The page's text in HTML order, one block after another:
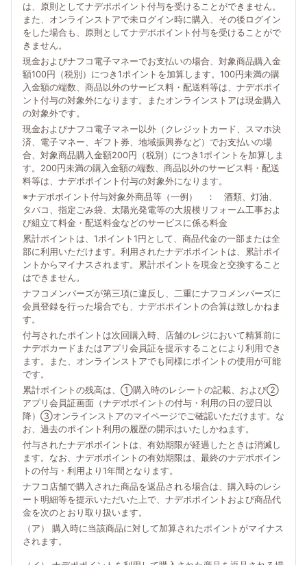
は、原則としてナデポポイント付与を受けることができません。
また、オンラインストアで未ログイン時に購入、その後ログイン
をした場合も、原則としてナデポポイント付与を受けることがで
きません。
現金およびナフコ電子マネーでお支払いの場合、対象商品購入金
額100円（税別）につき1ポイントを加算します。100円未満の購
入金額の端数、商品以外のサービス料・配送料等は、ナデポポイ
ント付与の対象外になります。またオンラインストアは現金購入
の対象外です。
現金およびナフコ電子マネー以外（クレジットカード、スマホ決
済、電子マネー、ギフト券、地域振興券など）でお支払いの場
合、対象商品購入金額200円（税別）につき1ポイントを加算しま
す。200円未満の購入金額の端数、商品以外のサービス料・配送
料等は、ナデポポイント付与の対象外になります。
※ナデポポイント付与対象外商品等（一例） ： 酒類、灯油、
タバコ、指定ごみ袋、太陽光発電等の大規模リフォーム工事およ
び組立て料金・配送料金などのサービスに係る料金
累計ポイントは、1ポイント1円として、商品代金の一部または全
部に利用いただけます。利用されたナデポポイントは、累計ポイ
ントからマイナスされます。累計ポイントを現金と交換すること
はできません。
ナフコメンバーズが第三項に違反し、二重にナフコメンバーズに
会員登録を行った場合でも、ナデポポイントの合算は致しかねま
す。
付与されたポイントは次回購入時、店舗のレジにおいて精算前に
ナデポカードまたはアプリ会員証を提示することにより利用でき
ます。また、オンラインストアでも同様にポイントの使用が可能
です。
累計ポイントの残高は、①購入時のレシートの記載、および②
アプリ会員証画面（ナデポポイントの付与・利用の日の翌日以
降）③オンラインストアのマイページでご確認いただけます。な
お、過去のポイント利用の履歴の開示はいたしかねます。
付与されたナデポポイントは、有効期限が経過したときは消滅し
ます。なお、ナデポポイントの有効期限は、最終のナデポポイン
トの付与・利用より1年間となります。
ナフコ店舗で購入された商品を返品される場合は、購入時のレシ
ート明細等を提示いただいた上で、ナデポポイントおよび商品代
金を次のとおり取り扱います。
（ア） 購入時に当該商品に対して加算されたポイントがマイナス
されます。